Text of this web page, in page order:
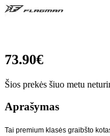
73.90€
Šios prekės šiuo metu
Aprašymas
Tai premium klasės graibšto